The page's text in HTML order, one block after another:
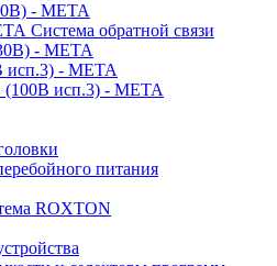
- МЕТА
Система обратной связи
- МЕТА
исп.3) - МЕТА
исп.3) - МЕТА
питания
ROXTON